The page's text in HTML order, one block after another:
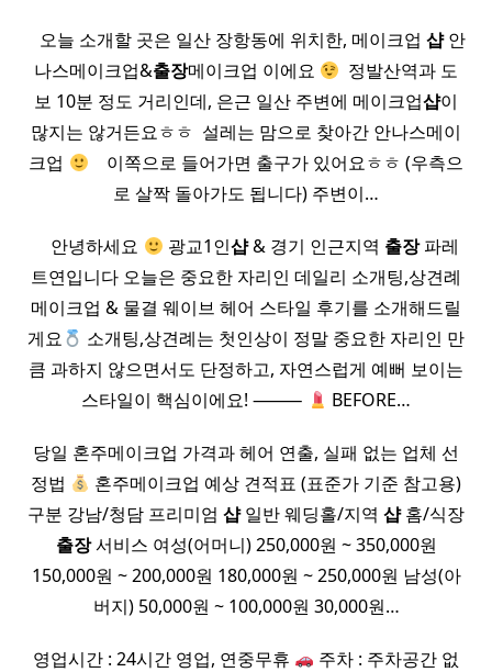
​ ​ ​ 오늘 소개할 곳은 일산 장항동에 위치한, 메이크업 샵안
나스메이크업&출장메이크업 이에요
​ 정발산역과 도
보 10분 정도 거리인데, 은근 일산 주변에 메이크업샵이
많지는 않거든요ㅎㅎ ​ 설레는 맘으로 찾아간 안나스메이
크업
​ ​ ​ 이쪽으로 들어가면 출구가 있어요ㅎㅎ (우측으
로 살짝 돌아가도 됩니다) 주변이…
​ ​ ​ ​ 안녕하세요 광교1인샵& 경기 인근지역 출장파레
트연입니다 오늘은 중요한 자리인 데일리 소개팅,상견례
메이크업 & 물결 웨이브 헤어 스타일 후기를 소개해드릴
게요
소개팅,상견례는 첫인상이 정말 중요한 자리인 만
큼 과하지 않으면서도 단정하고, 자연스럽게 예뻐 보이는
스타일이 핵심이에요! ⸻
BEFORE…
당일 혼주메이크업 가격과 헤어 연출, ​실패 없는 업체 선
정법
혼주메이크업 예상 견적표 (표준가 기준 참고용)
구분 강남/청담 프리미엄 샵일반 웨딩홀/지역 샵홈/식장
출장서비스 여성(어머니) 250,000원 ~ 350,000원
150,000원 ~ 200,000원 180,000원 ~ 250,000원 남성(아
버지) 50,000원 ~ 100,000원 30,000원…
영업시간 : 24시간 영업, 연중무휴
주차 : 주차공간 없